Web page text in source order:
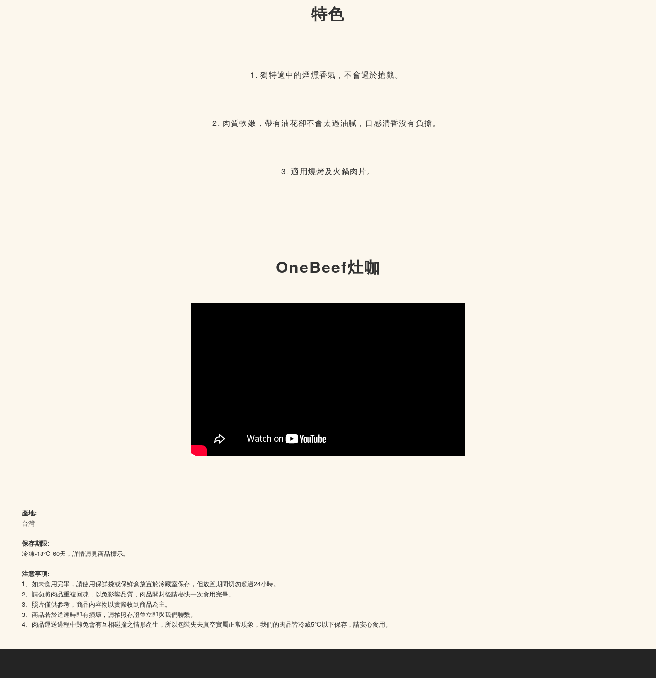
特色
1. 獨特適中的煙燻香氣，不會過於搶戲。
2. 肉質軟嫩，帶有油花卻不會太過油膩，口感清香沒有負擔。
3. 適用燒烤及火鍋肉片。
OneBeef灶咖
產地:
台灣
保存期限:
冷凍-18℃ 60天，詳情請見商品標示。
注意事項:
1、如未食用完畢，請使用保鮮袋或保鮮盒放置於冷藏室保存，但放置期間切勿超過24小時。
2、請勿將肉品重複回凍，以免影響品質，肉品開封後請盡快一次食用完畢。
3、照片僅供參考，商品內容物以實際收到商品為主。
3、商品若於送達時即有損壞，請拍照存證並立即與我們聯繫。
4、肉品運送過程中難免會有互相碰撞之情形產生，所以包裝失去真空實屬正常現象，我們的肉品皆冷藏5℃ 以下保存，請安心食用。